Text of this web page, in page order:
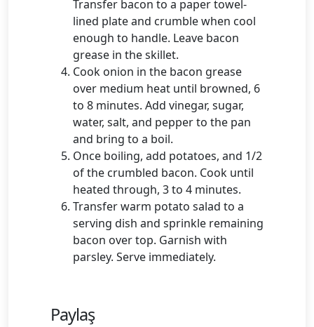
Transfer bacon to a paper towel-
lined plate and crumble when cool
enough to handle. Leave bacon
grease in the skillet.
Cook onion in the bacon grease
over medium heat until browned, 6
to 8 minutes. Add vinegar, sugar,
water, salt, and pepper to the pan
and bring to a boil.
Once boiling, add potatoes, and 1/2
of the crumbled bacon. Cook until
heated through, 3 to 4 minutes.
Transfer warm potato salad to a
serving dish and sprinkle remaining
bacon over top. Garnish with
parsley. Serve immediately.
Paylaş